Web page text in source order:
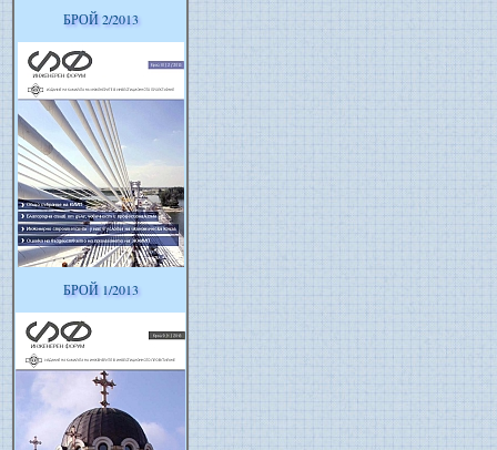
БРОЙ 2/2013
БРОЙ 1/2013